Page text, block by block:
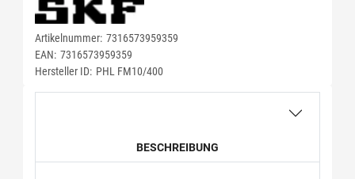
Artikelnummer: 7316573959359
EAN: 7316573959359
Hersteller ID: PHL FM10/400
BESCHREIBUNG